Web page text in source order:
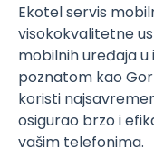
Ekotel servis
visokokvalitetne
mobilnih uređaja u
poznatom kao
koristi
osigurao brzo i
vašim telefonima.